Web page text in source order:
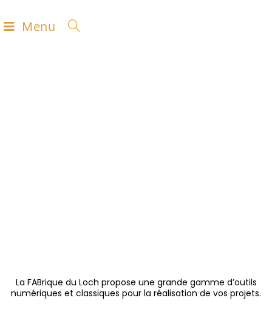
Menu
La FABrique du Loch propose une grande gamme d’outils
numériques et classiques pour la réalisation de vos projets.